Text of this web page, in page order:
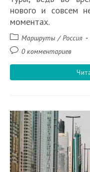
нового и совсем
моментах.
Рубрика
записи:
Маршруты / Россия
Комментарии
0 комментариев